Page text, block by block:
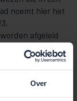
Over
noemt hier het
afgeleid
vernietiging van
nationale